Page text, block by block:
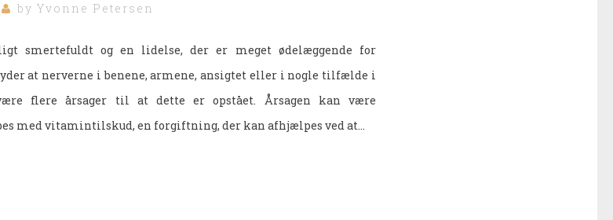
by Yvonne Petersen
smertefuldt og en lidelse, der er meget ødelæggende for
at nerverne i benene, armene, ansigtet eller i nogle tilfælde i
flere årsager til at dette er opstået. Årsagen kan være
med vitamintilskud, en forgiftning, der kan afhjælpes ved at…